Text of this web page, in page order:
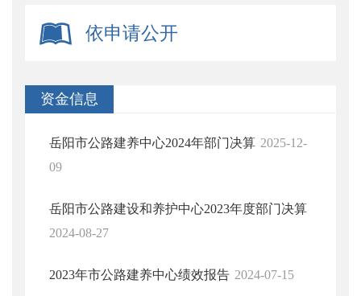
依申请公开
资金信息
岳阳市公路建养中心2024年部门决算 2025-12-
09
岳阳市公路建设和养护中心2023年度部门决算
2024-08-27
2023年市公路建养中心绩效报告 2024-07-15